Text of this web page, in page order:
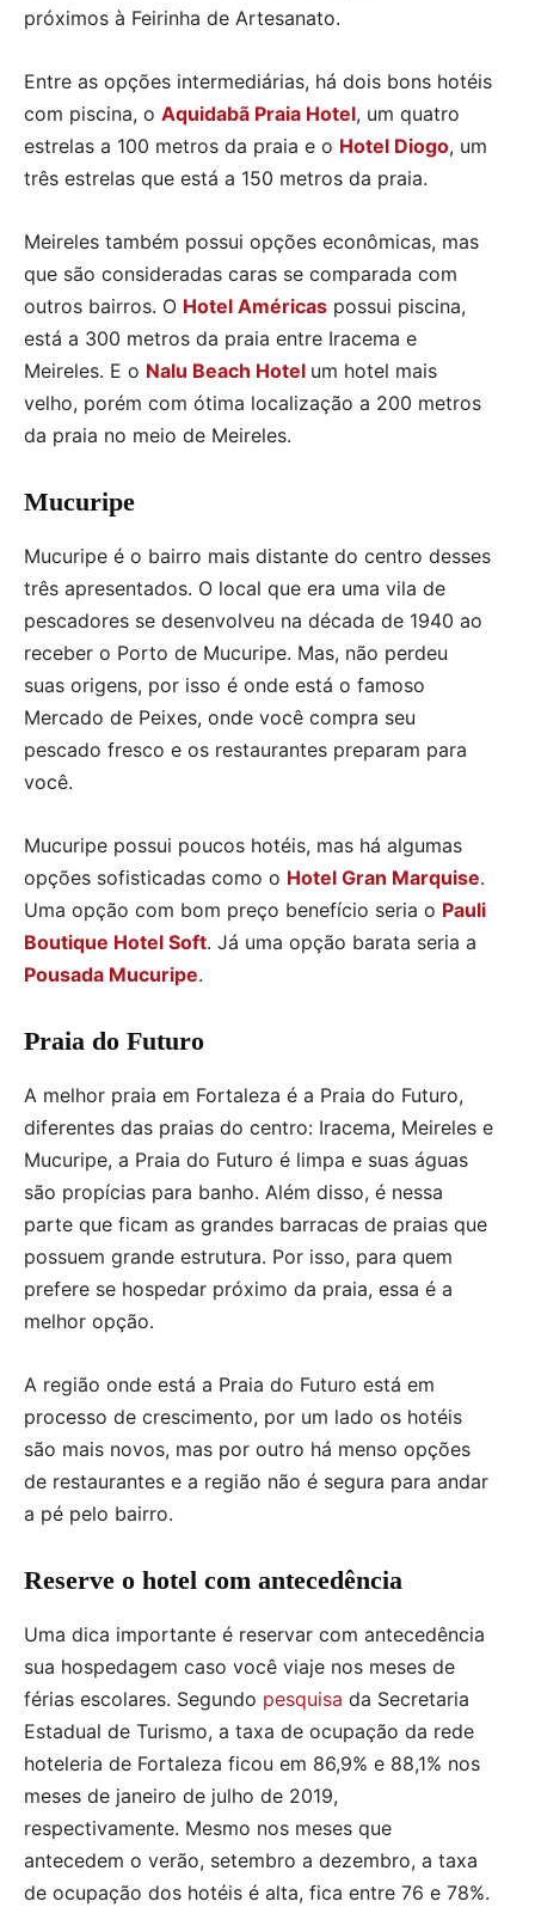
próximos à Feirinha de Artesanato.
Entre as opções intermediárias, há dois bons hotéis
com piscina, o Aquidabã Praia Hotel, um quatro
estrelas a 100 metros da praia e o Hotel Diogo, um
três estrelas que está a 150 metros da praia.
Meireles também possui opções econômicas, mas
que são consideradas caras se comparada com
outros bairros. O Hotel Américas possui piscina,
está a 300 metros da praia entre Iracema e
Meireles. E o Nalu Beach Hotel um hotel mais
velho, porém com ótima localização a 200 metros
da praia no meio de Meireles.
Mucuripe
Mucuripe é o bairro mais distante do centro desses
três apresentados. O local que era uma vila de
pescadores se desenvolveu na década de 1940 ao
receber o Porto de Mucuripe. Mas, não perdeu
suas origens, por isso é onde está o famoso
Mercado de Peixes, onde você compra seu
pescado fresco e os restaurantes preparam para
você.
Mucuripe possui poucos hotéis, mas há algumas
opções sofisticadas como o Hotel Gran Marquise.
Uma opção com bom preço benefício seria o Pauli
Boutique Hotel Soft. Já uma opção barata seria a
Pousada Mucuripe.
Praia do Futuro
A melhor praia em Fortaleza é a Praia do Futuro,
diferentes das praias do centro: Iracema, Meireles e
Mucuripe, a Praia do Futuro é limpa e suas águas
são propícias para banho. Além disso, é nessa
parte que ficam as grandes barracas de praias que
possuem grande estrutura. Por isso, para quem
prefere se hospedar próximo da praia, essa é a
melhor opção.
A região onde está a Praia do Futuro está em
processo de crescimento, por um lado os hotéis
são mais novos, mas por outro há menso opções
de restaurantes e a região não é segura para andar
a pé pelo bairro.
Reserve o hotel com antecedência
Uma dica importante é reservar com antecedência
sua hospedagem caso você viaje nos meses de
férias escolares. Segundo pesquisa da Secretaria
Estadual de Turismo, a taxa de ocupação da rede
hoteleria de Fortaleza ficou em 86,9% e 88,1% nos
meses de janeiro de julho de 2019,
respectivamente. Mesmo nos meses que
antecedem o verão, setembro a dezembro, a taxa
de ocupação dos hotéis é alta, fica entre 76 e 78%.